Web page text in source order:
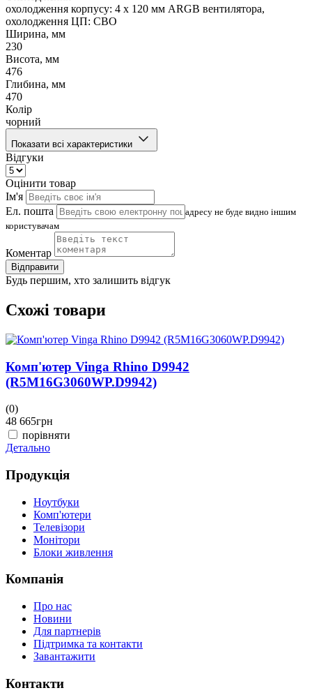
охолодження корпусу: 4 x 120 мм ARGB вентилятора,
охолодження ЦП: СВО
Ширина, мм
230
Висота, мм
476
Глибина, мм
470
Колір
чорний
Показати всі характеристики
Відгуки
Оцінити товар
Ім'я
Ел. пошта
адресу не буде видно іншим
користувачам
Коментар
Відправити
Будь першим, хто залишить відгук
Схожі товари
Комп'ютер Vinga Rhino D9942
(R5M16G3060WP.D9942)
(0)
48 665грн
порівняти
Детально
Продукція
Ноутбуки
Комп'ютери
Телевізори
Монітори
Блоки живлення
Компанія
Про нас
Новини
Для партнерів
Підтримка та контакти
Завантажити
Контакти